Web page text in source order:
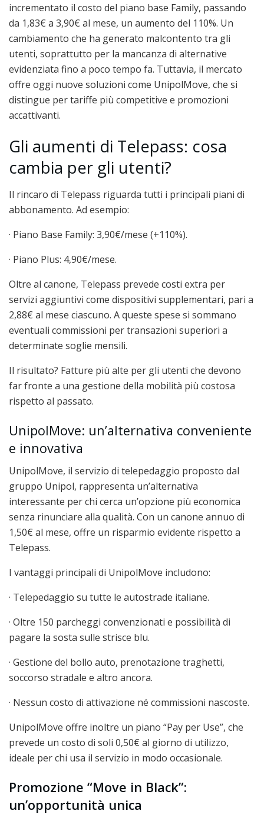
incrementato il costo del piano base Family, passando
da 1,83€ a 3,90€ al mese, un aumento del 110%. Un
cambiamento che ha generato malcontento tra gli
utenti, soprattutto per la mancanza di alternative
evidenziata fino a poco tempo fa. Tuttavia, il mercato
offre oggi nuove soluzioni come UnipolMove, che si
distingue per tariffe più competitive e promozioni
accattivanti.
Gli aumenti di Telepass: cosa
cambia per gli utenti?
Il rincaro di Telepass riguarda tutti i principali piani di
abbonamento. Ad esempio:
· Piano Base Family: 3,90€/mese (+110%).
· Piano Plus: 4,90€/mese.
Oltre al canone, Telepass prevede costi extra per
servizi aggiuntivi come dispositivi supplementari, pari a
2,88€ al mese ciascuno. A queste spese si sommano
eventuali commissioni per transazioni superiori a
determinate soglie mensili.
Il risultato? Fatture più alte per gli utenti che devono
far fronte a una gestione della mobilità più costosa
rispetto al passato.
UnipolMove: un’alternativa conveniente
e innovativa
UnipolMove, il servizio di telepedaggio proposto dal
gruppo Unipol, rappresenta un’alternativa
interessante per chi cerca un’opzione più economica
senza rinunciare alla qualità. Con un canone annuo di
1,50€ al mese, offre un risparmio evidente rispetto a
Telepass.
I vantaggi principali di UnipolMove includono:
· Telepedaggio su tutte le autostrade italiane.
· Oltre 150 parcheggi convenzionati e possibilità di
pagare la sosta sulle strisce blu.
· Gestione del bollo auto, prenotazione traghetti,
soccorso stradale e altro ancora.
· Nessun costo di attivazione né commissioni nascoste.
UnipolMove offre inoltre un piano “Pay per Use”, che
prevede un costo di soli 0,50€ al giorno di utilizzo,
ideale per chi usa il servizio in modo occasionale.
Promozione “Move in Black”:
un’opportunità unica